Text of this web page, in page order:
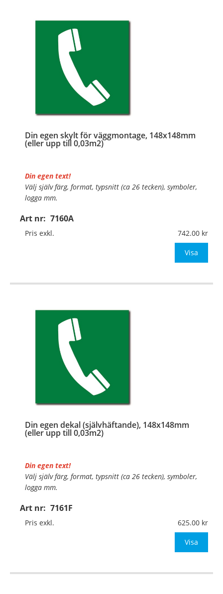
Din egen skylt för väggmontage, 148x148mm
(eller upp till 0,03m2)
Art nr: 7160A
Din egen text!
Välj själv färg, format, typsnitt (ca 26 tecken), symboler,
logga mm.
Material:Plan aluminium, 0,7mm (väggmontage)
Mått:148x148mm (eller annat mått upp till 0,03m²)
Pris exkl. 742.00
Visa
Din egen dekal (självhäftande), 148x148mm
(eller upp till 0,03m2)
Art nr: 7161F
Din egen text!
Välj själv färg, format, typsnitt (ca 26 tecken), symboler,
logga mm.
Material:Självhäftande folie
Mått:148x148mm (eller annat mått upp till 0,03m²)
Pris exkl. 625.00
Visa